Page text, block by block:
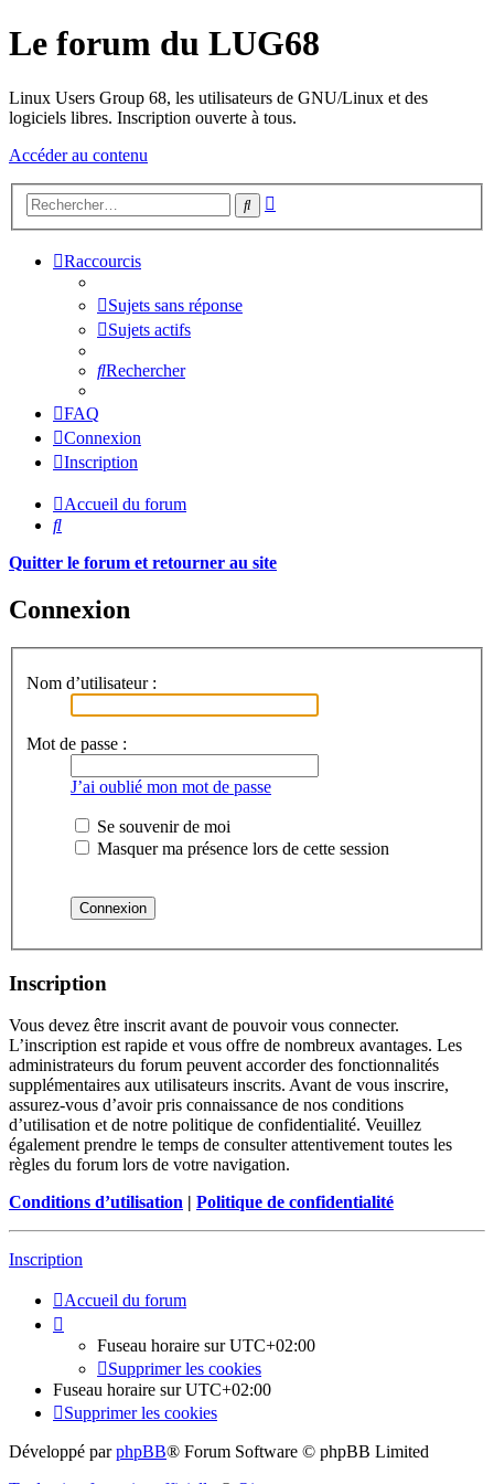
Le forum du LUG68
Linux Users Group 68, les utilisateurs de GNU/Linux et des
logiciels libres. Inscription ouverte à tous.
Accéder au contenu
Rechercher
Raccourcis
Sujets sans réponse
Sujets actifs
Rechercher
FAQ
Connexion
Inscription
Accueil du forum
Rechercher
Quitter le forum et retourner au site
Connexion
Nom d’utilisateur :
Mot de passe :
J’ai oublié mon mot de passe
Se souvenir de moi
Masquer ma présence lors de cette session
Inscription
Vous devez être inscrit avant de pouvoir vous connecter.
L’inscription est rapide et vous offre de nombreux avantages. Les
administrateurs du forum peuvent accorder des fonctionnalités
supplémentaires aux utilisateurs inscrits. Avant de vous inscrire,
assurez-vous d’avoir pris connaissance de nos conditions
d’utilisation et de notre politique de confidentialité. Veuillez
également prendre le temps de consulter attentivement toutes les
règles du forum lors de votre navigation.
Conditions d’utilisation | Politique de confidentialité
Inscription
Accueil du forum
Fuseau horaire surUTC+02:00
Supprimer les cookies
Fuseau horaire surUTC+02:00
Supprimer les cookies
Développé parphpBB® Forum Software © phpBB Limited